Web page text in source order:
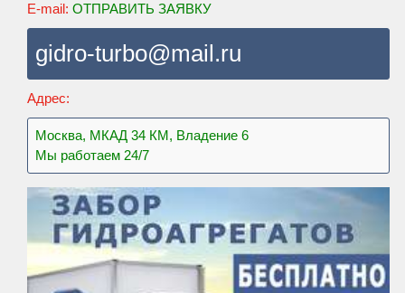
E-mail: ОТПРАВИТЬ ЗАЯВКУ
gidro-turbo@mail.ru
Адрес:
Москва, МКАД 34 КМ, Владение 6
Мы работаем 24/7